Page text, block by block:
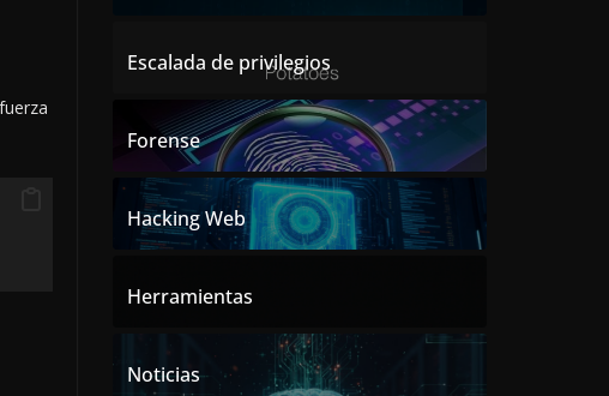
Escalada de privilegios
Forense
Hacking Web
Herramientas
Noticias